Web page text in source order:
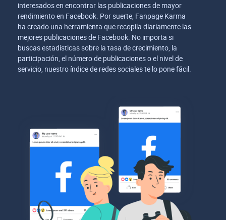
interesados en encontrar las publicaciones de mayor
rendimiento en Facebook. Por suerte, Fanpage Karma
ha creado una herramienta que recopila diariamente las
mejores publicaciones de Facebook. No importa si
buscas estadísticas sobre la tasa de crecimiento, la
participación, el número de publicaciones o el nivel de
servicio, nuestro índice de redes sociales te lo pone fácil.